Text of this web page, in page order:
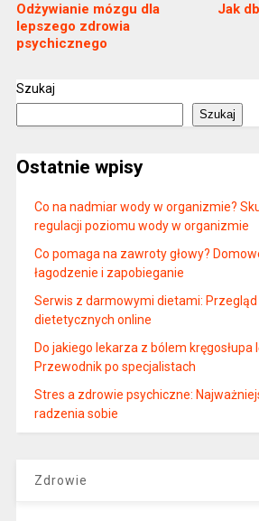
Odżywianie mózgu dla
lepszego zdrowia
psychicznego
Jak
Szukaj
Szukaj
Ostatnie wpisy
Co na nadmiar wody w organizmie?
regulacji poziomu wody w organizmie
Co pomaga na zawroty głowy?
łagodzenie i zapobieganie
Serwis z darmowymi dietami: Przegląd
dietetycznych online
Do jakiego lekarza z bólem kręgosłupa
Przewodnik po specjalistach
Stres a zdrowie psychiczne:
radzenia sobie
Zdrowie